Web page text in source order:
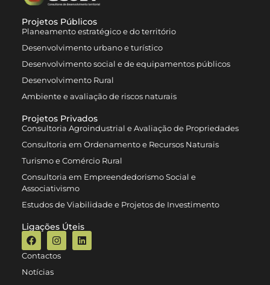
Projetos Públicos
Planeamento estratégico e do território
Desenvolvimento urbano e turístico
Desenvolvimento social e de equipamentos públicos
Desenvolvimento Rural
Ambiente e avaliação de riscos naturais
Projetos Privados
Consultoria Agroindustrial e Avaliação de Propriedades
Consultoria em Ordenamento e Recursos Naturais
Turismo e Comércio Rural
Consultoria em Empreendedorismo Social e
Associativismo
Estudos de Viabilidade e Projetos de Investimento
Ligações Úteis
Contactos
Notícias